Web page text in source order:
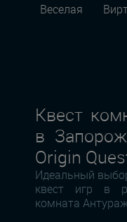
Веселая
Квест
в
Origin
Идеальный
квест игр в
комната